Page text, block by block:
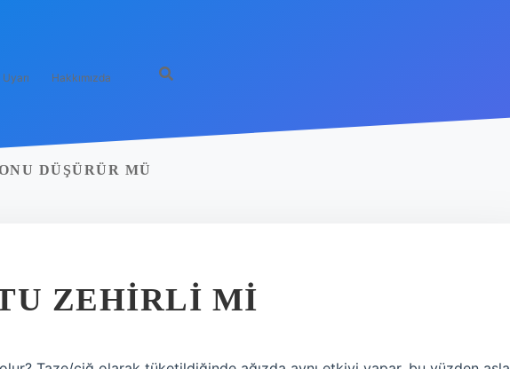
Hakkımızda
DÜŞÜRÜR MÜ
ZEHIRLI MI